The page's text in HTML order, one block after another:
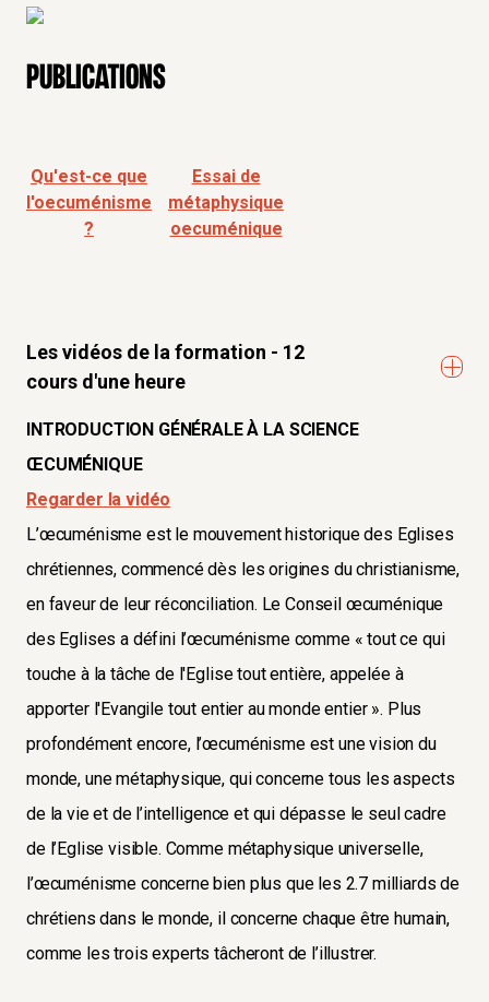
Publications
Qu'est-ce que
l'oecuménisme
?
Essai de
métaphysique
oecuménique
Les vidéos de la formation - 12
cours d'une heure
INTRODUCTION GÉNÉRALE À LA SCIENCE
ŒCUMÉNIQUE
Regarder la vidéo
L’œcuménisme est le mouvement historique des Eglises
chrétiennes, commencé dès les origines du christianisme,
en faveur de leur réconciliation. Le Conseil œcuménique
des Eglises a défini l’œcuménisme comme « tout ce qui
touche à la tâche de l'Eglise tout entière, appelée à
apporter l'Evangile tout entier au monde entier ». Plus
profondément encore, l’œcuménisme est une vision du
monde, une métaphysique, qui concerne tous les aspects
de la vie et de l’intelligence et qui dépasse le seul cadre
de l’Eglise visible. Comme métaphysique universelle,
l’œcuménisme concerne bien plus que les 2.7 milliards de
chrétiens dans le monde, il concerne chaque être humain,
comme les trois experts tâcheront de l’illustrer.